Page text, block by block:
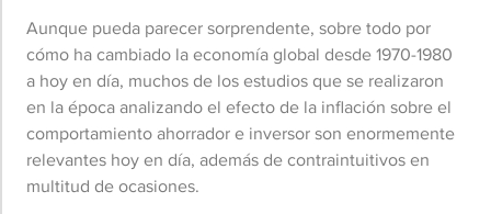
Aunque pueda parecer sorprendente, sobre todo por
cómo ha cambiado la economía global desde 1970-1980
a hoy en día, muchos de los estudios que se realizaron
en la época analizando el efecto de la inflación sobre el
comportamiento ahorrador e inversor son enormemente
relevantes hoy en día, además de contraintuitivos en
multitud de ocasiones.